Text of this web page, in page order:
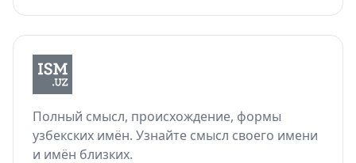
Полный смысл, происхождение, формы
узбекских имён. Узнайте смысл своего имени
и имён близких.